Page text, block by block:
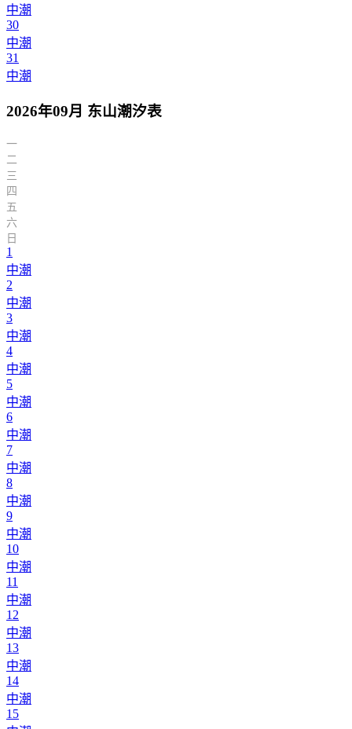
中潮
30
中潮
31
中潮
2026年09月 东山潮汐表
一
二
三
四
五
六
日
1
中潮
2
中潮
3
中潮
4
中潮
5
中潮
6
中潮
7
中潮
8
中潮
9
中潮
10
中潮
11
中潮
12
中潮
13
中潮
14
中潮
15